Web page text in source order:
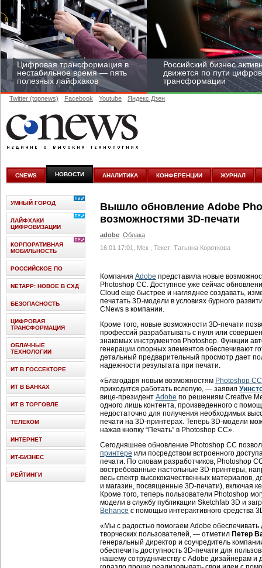
Цифровая трансформация в
нестабильное время — пять
полезных лайфхаков
Российский бизнес
движется по пути
трансформации
цифровизироваться со
скоростью крупных
корпораций
Twitter (topnews) Facebook Youtube Яндекс.Дзен
CNEWS НОВОСТИ АНАЛИТИКА КОНФЕРЕНЦИИ ЖУРНАЛ
Вышло обновление Adobe
возможностями 3D-печати
adobe Облака
16.01 17:01, Мск , Текст: Татьяна Короткова
Компания Adobe представила новые
Photoshop CC. Доступное уже сейчас
Cloud еще быстрее и нагляднее создавать,
печатать 3D-модели в условиях бурного
CNews в компании.
Кроме того, новые возможности 3D-печати
профессий разрабатывать с нуля или
знакомых инструментов Photoshop. Функции
генерации опорных элементов обеспечивают
детальный предварительный просмотр дает
надежности результата при печати.
«Благодаря новым возможностям Photoshop CC
приходится работать вслепую, — заявил
вице-президент Adobe по решениям Creative
одного лишь контента, произведенного с
недостаточно для получения необходимых
печати на 3D-принтерах. Теперь 3D-модели
нажав кнопку “Печать” в Photoshop CC».
Сегодняшнее обновление Photoshop CC
принтере или посредством встроенного
печати. По словам разработчиков, Photoshop
востребованные настольные 3D-принтеры,
весь спектр высококачественных материалов,
и магазин, посвященные 3D-печати), включая
Кроме того, теперь пользователи Photoshop
модели в службу публикации Sketchfab 3D и
Behance с помощью интерактивного средства
«Мы с радостью помогаем Adobe обеспечивать
творческих пользователей, — отметил Петер
генеральный директор и соучредитель
обеспечить доступность 3D-печати для
нашему сотрудничеству с Adobe дизайнерам и
УМНЫЙ ГОРОД
ЛАЙФХАКИ
ЦИФРОВИЗАЦИИ
КОРПОРАТИВНАЯ
МОБИЛЬНОСТЬ
РОССИЙСКОЕ ПО
NETAPP: НОВОЕ В СХД
БЕЗОПАСНОСТЬ
ЦИФРОВАЯ
ТРАНСФОРМАЦИЯ
ОБЛАЧНЫЕ
ТЕХНОЛОГИИ
ИТ В ГОССЕКТОРЕ
ИТ В БАНКАХ
ИТ В ТОРГОВЛЕ
ТЕЛЕКОМ
ИНТЕРНЕТ
ИТ-БИЗНЕС
РЕЙТИНГИ